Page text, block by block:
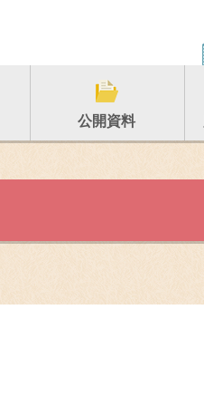
公開資料